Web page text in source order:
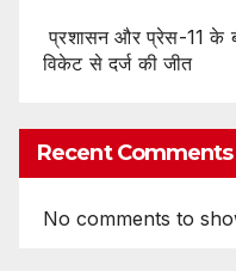
प्रशासन और प्रेस-11 के
विकेट से दर्ज की जीत
Recent Comments
No comments to